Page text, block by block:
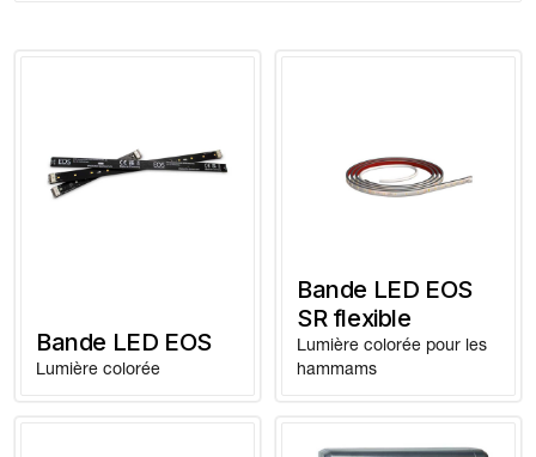
Bande LED EOS
Lumière colorée
Bande LED EOS
SR flexible
Lumière colorée pour les
hammams